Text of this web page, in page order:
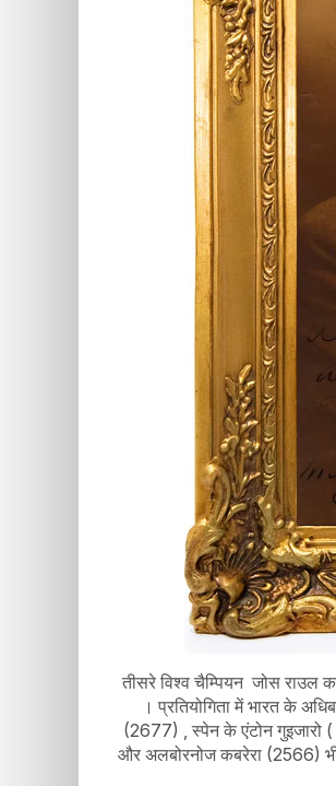
तीसरे विश्व चैम्पियन जोस राउल
। प्रतियोगिता में भारत के
(2677) , स्पेन के एंटोन
और अलबोरनोज कबरेरा (2566) भी